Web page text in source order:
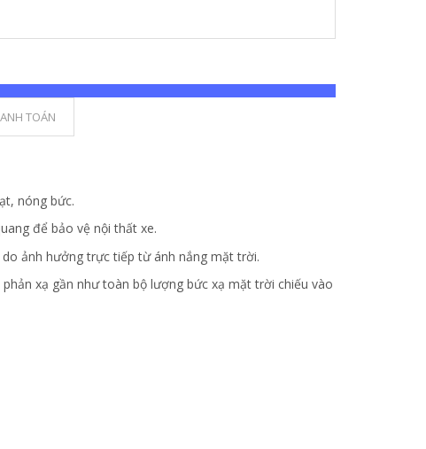
TOÁN
nóng bức.
để bảo vệ nội thất xe.
ảnh hưởng trực tiếp từ ánh nắng mặt trời.
xạ gần như toàn bộ lượng bức xạ mặt trời chiếu vào